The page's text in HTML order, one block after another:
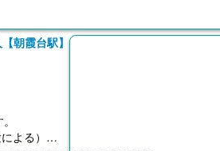
朝霞台駅】
よる）